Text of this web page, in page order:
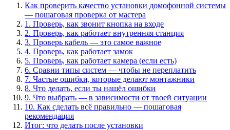
Как проверить качество установки домофонной системы
— пошаговая проверка от мастера
1. Проверь, как звонит кнопка на входе
2. Проверь, как работает внутренняя станция
3. Проверь кабель — это самое важное
4. Проверь, как работает замок
5. Проверь, как работает камера (если есть)
6. Сравни типы систем — чтобы не переплатить
7. Частые ошибки, которые делают монтажники
8. Что делать, если ты нашёл ошибки
9. Что выбрать — в зависимости от твоей ситуации
10. Как сделать всё правильно — пошаговая
рекомендация
Итог: что делать после установки